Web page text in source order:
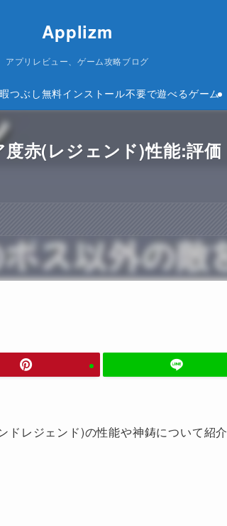
Applizm
アプリレビュー、ゲーム攻略ブログ
暇つぶし無料インストール不要で遊べるゲーム
赤(レジェンド)性能:評価
ドレジェンド)の性能や神鋳について紹介